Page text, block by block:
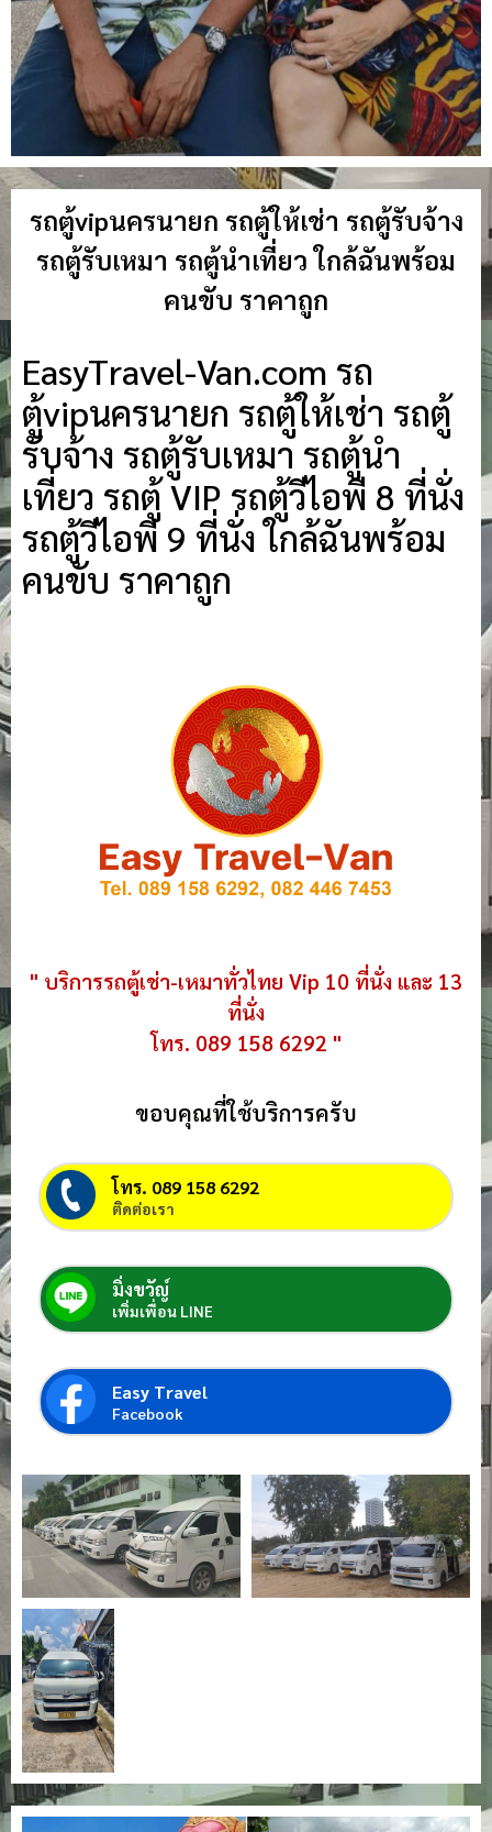
รถตู้vipนครนายก รถตู้ให้เช่า รถตู้รับจ้าง
รถตู้รับเหมา รถตู้นำเที่ยว ใกล้ฉันพร้อม
คนขับ ราคาถูก
EasyTravel-Van.com รถ
ตู้vipนครนายก รถตู้ให้เช่า รถตู้
รับจ้าง รถตู้รับเหมา รถตู้นำ
เที่ยว รถตู้ VIP รถตู้วีไอพี 8 ที่นั่ง
รถตู้วีไอพี 9 ที่นั่ง ใกล้ฉันพร้อม
คนขับ ราคาถูก
" บริการรถตู้เช่า-เหมาทั่วไทย Vip 10 ที่นั่ง และ 13
ที่นั่ง
โทร. 089 158 6292 "
ขอบคุณที่ใช้บริการครับ
โทร. 089 158 6292
ติดต่อเรา
มิ่งขวัญ์
เพิ่มเพื่อน LINE
Easy Travel
Facebook